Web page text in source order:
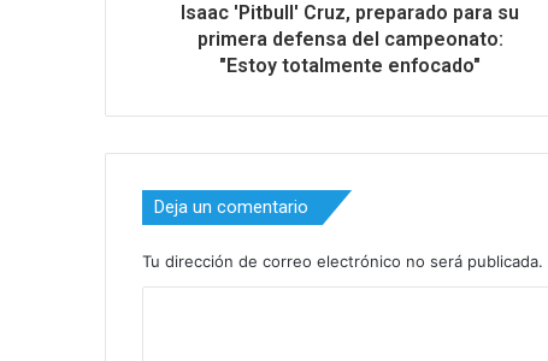
Isaac 'Pitbull' Cruz, preparado para su
primera defensa del campeonato:
"Estoy totalmente enfocado"
Deja un comentario
Tu dirección de correo electrónico no será publicada.